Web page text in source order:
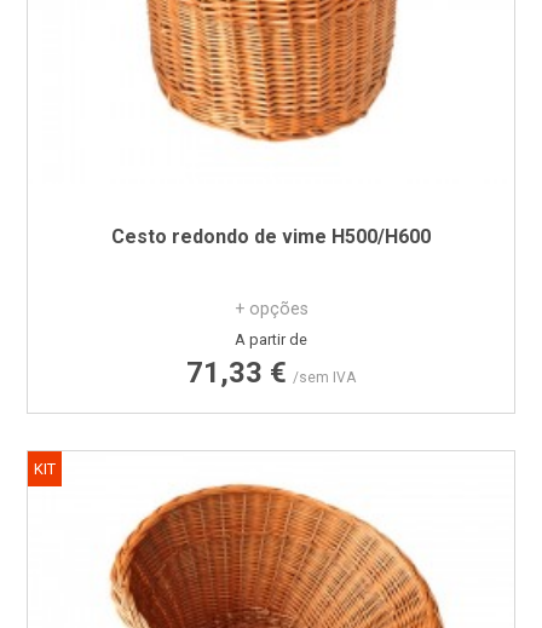
Cesto redondo de vime H500/H600
+ opções
Preço
A partir de
71,33 € /sem IVA
KIT